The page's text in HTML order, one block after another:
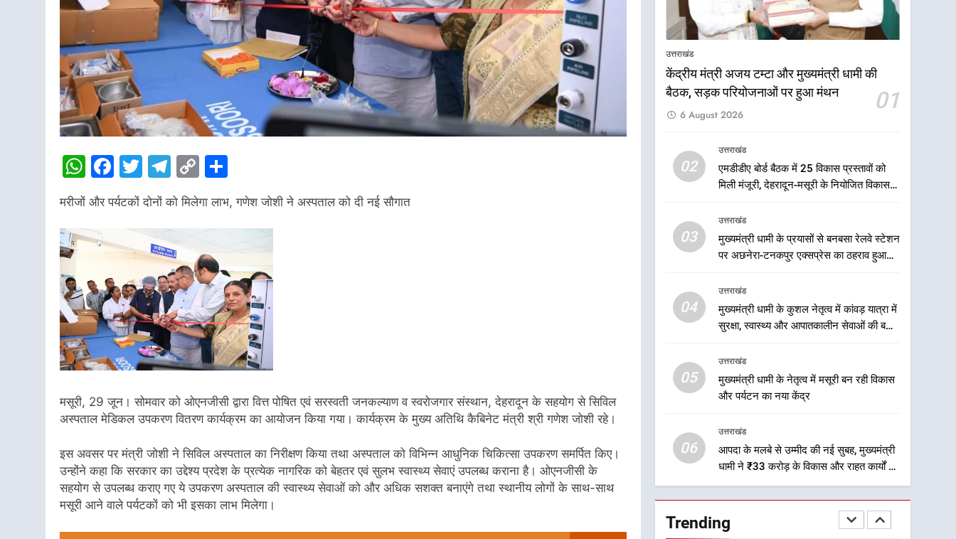
WhatsApp
Facebook
Twitter
Telegram
Copy
मरीजों और पर्यटकों दोनों को मिलेगा लाभ, गणेश जोशी ने अस्पताल को दी नई सौगात
मसूरी, 29 जून। सोमवार को ओएनजीसी द्वारा वित्त पोषित एवं सरस्वती जनकल्याण व स्वरोजगार संस्थान, देहरादून के सहयोग से सिविल
अस्पताल मेडिकल उपकरण वितरण कार्यक्रम का आयोजन किया गया। कार्यक्रम के मुख्य अतिथि कैबिनेट मंत्री श्री गणेश जोशी रहे।
इस अवसर पर मंत्री जोशी ने सिविल अस्पताल का निरीक्षण किया तथा अस्पताल को विभिन्न आधुनिक चिकित्सा उपकरण समर्पित किए।
उन्होंने कहा कि सरकार का उद्देश्य प्रदेश के प्रत्येक नागरिक को बेहतर एवं सुलभ स्वास्थ्य सेवाएं उपलब्ध कराना है। ओएनजीसी के
सहयोग से उपलब्ध कराए गए ये उपकरण अस्पताल की स्वास्थ्य सेवाओं को और अधिक सशक्त बनाएंगे तथा स्थानीय लोगों के साथ-साथ
मसूरी आने वाले पर्यटकों को भी इसका लाभ मिलेगा।
उत्तराखंड
केंद्रीय मंत्री अजय टम्टा और मुख्यमंत्री धामी की
बैठक, सड़क परियोजनाओं पर हुआ मंथन
01
6 August 2026
02
उत्तराखंड
एमडीडीए बोर्ड बैठक में 25 विकास प्रस्तावों को
मिली मंजूरी, देहरादून-मसूरी के नियोजित विकास
03
उत्तराखंड
मुख्यमंत्री धामी के प्रयासों से बनबसा रेलवे स्टेशन
पर अछनेरा-टनकपुर एक्सप्रेस का ठहराव हुआ
04
उत्तराखंड
मुख्यमंत्री धामी के कुशल नेतृत्व में कांवड़ यात्रा में
सुरक्षा, स्वास्थ्य और आपातकालीन सेवाओं की बनी
05
उत्तराखंड
मुख्यमंत्री धामी के नेतृत्व में मसूरी बन रही विकास
और पर्यटन का नया केंद्र
06
उत्तराखंड
आपदा के मलबे से उम्मीद की नई सुबह, मुख्यमंत्री
धामी ने ₹33 करोड़ के विकास और राहत कार्यों से
धराली को फिर खड़ा कर बनाया भरोसे का प्रतीक
Trending
आपदा के मलबे से उम्मीद की नई
सुबह, मुख्यमंत्री धामी ने ₹33
करोड़ के विकास और राहत कार्यों
भरोसे का प्रतीक
7
मंत्री गणेश जोशी ने किसानों से
संवाद कर उन्हें सरकार की विभिन्न
आह्वान किया
8
खेल मंत्री रेखा आर्या ने देवभूमि से
बुलंद किया 2036 ओलंपिक
1
केंद्रीय मंत्री अजय टम्टा और
2
मिलेगी रफ्तार
उत्तराखंड
टनकपुर एक्सप्रेस का ठहराव हुआ
स्वीकृत
उत्तराखंड
4
मुख्यमंत्री धामी के कुशल नेतृत्व में
कांवड़ यात्रा में सुरक्षा, स्वास्थ्य और
आपातकालीन सेवाओं की बनी